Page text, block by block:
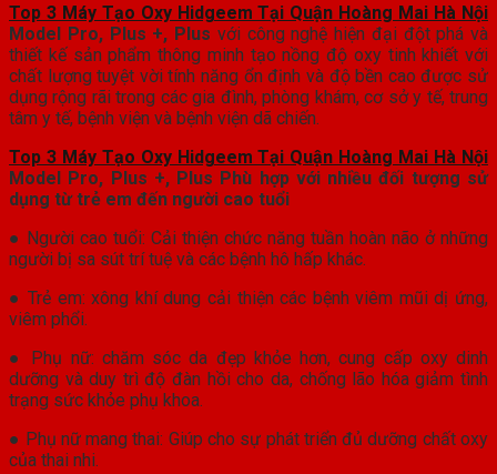
Top 3 Máy Tạo Oxy Hidgeem Tại Quận Hoàng Mai Hà Nội
Model Pro, Plus +, Plus với công nghệ hiện đại đột phá và
thiết kế sản phẩm thông minh tạo nồng độ oxy tinh khiết với
chất lượng tuyệt vời tính năng ổn định và độ bền cao được sử
dụng rộng rãi trong các gia đình, phòng khám, cơ sở y tế, trung
tâm y tế, bệnh viện và bệnh viện dã chiến.
Top 3 Máy Tạo Oxy Hidgeem Tại Quận Hoàng Mai Hà Nội
Model Pro, Plus +, Plus Phù hợp với nhiều đối tượng sử
dụng từ trẻ em đến người cao tuổi
● Người cao tuổi: Cải thiện chức năng tuần hoàn não ở những
người bị sa sút trí tuệ và các bệnh hô hấp khác.
● Trẻ em: xông khí dung cải thiện các bệnh viêm mũi dị ứng,
viêm phổi.
● Phụ nữ: chăm sóc da đẹp khỏe hơn, cung cấp oxy dinh
dưỡng và duy trì độ đàn hồi cho da, chống lão hóa giảm tình
trạng sức khỏe phụ khoa.
● Phụ nữ mang thai: Giúp cho sự phát triển đủ dưỡng chất oxy
của thai nhi.